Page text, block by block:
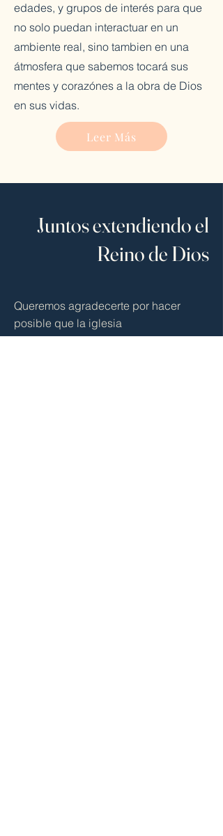
edades, y grupos de interés para que
no solo puedan interactuar en un
ambiente real, sino tambien en una
átmosfera que sabemos tocará sus
mentes y corazónes a la obra de Dios
en sus vidas.
Leer Más
Juntos extendiendo el
Reino de Dios
Queremos agradecerte por hacer
posible que la iglesia
siga avanzando. Es gracias a tus